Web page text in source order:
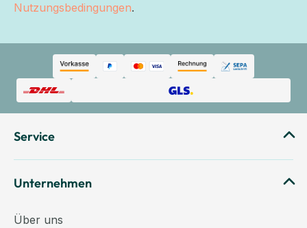
Nutzungsbedingungen.
Service
Unternehmen
Über uns